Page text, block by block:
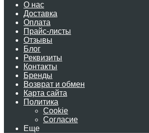
О нас
Доставка
Оплата
Прайс-листы
Отзывы
Блог
Реквизиты
Контакты
Бренды
Возврат и обмен
Карта сайта
Политика
Cookie
Согласие
Еще